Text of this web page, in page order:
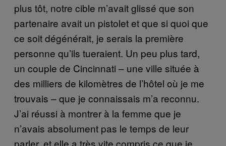
plus tôt, notre cible m’avait glissé que son
partenaire avait un pistolet et que si quoi que
ce soit dégénérait, je serais la première
personne qu’ils tueraient. Un peu plus tard,
un couple de Cincinnati – une ville située à
des milliers de kilomètres de l’hôtel où je me
trouvais – que je connaissais m’a reconnu.
J’ai réussi à montrer à la femme que je
n’avais absolument pas le temps de leur
parler, et elle a très vite compris ce que je